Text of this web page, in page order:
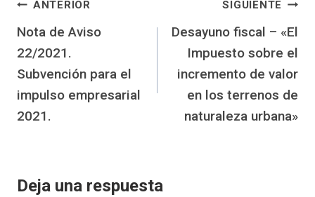
Navegación
de
entradas
ANTERIOR
Nota de Aviso
22/2021.
Subvención para el
impulso empresarial
2021.
SIGUIENTE
Desayuno fiscal – «El
Impuesto sobre el
incremento de valor
en los terrenos de
naturaleza urbana»
Deja una respuesta